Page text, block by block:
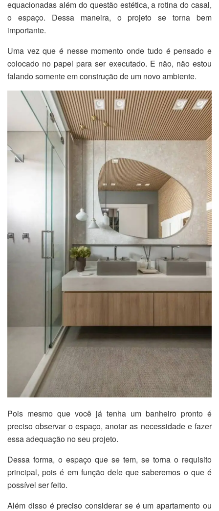
equacionadas além do questão estética, a rotina do casal,
o espaço. Dessa maneira, o projeto se torna bem
importante.
Uma vez que é nesse momento onde tudo é pensado e
colocado no papel para ser executado. E não, não estou
falando somente em construção de um novo ambiente.
Pois mesmo que você já tenha um banheiro pronto é
preciso observar o espaço, anotar as necessidade e fazer
essa adequação no seu projeto.
Dessa forma, o espaço que se tem, se torna o requisito
principal, pois é em função dele que saberemos o que é
possível ser feito.
Além disso é preciso considerar se é um apartamento ou